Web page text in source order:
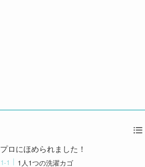
プロにほめられました！
1人1つの洗濯カゴ